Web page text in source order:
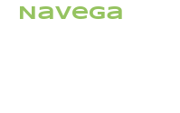
Navega